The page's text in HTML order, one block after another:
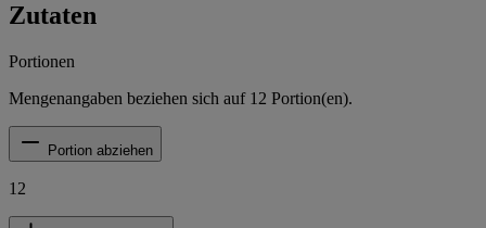
Zutaten
Portionen
Mengenangaben beziehen sich auf 12 Portion(en).
Portion abziehen
12